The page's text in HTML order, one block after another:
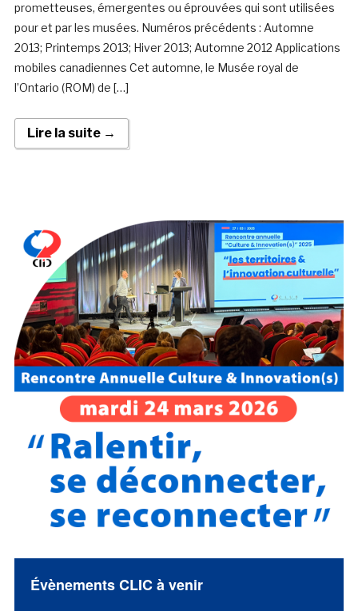
prometteuses, émergentes ou éprouvées qui sont utilisées
pour et par les musées. Numéros précédents : Automne
2013; Printemps 2013; Hiver 2013; Automne 2012 Applications
mobiles canadiennes Cet automne, le Musée royal de
l’Ontario (ROM) de […]
Lire la suite →
Évènements CLIC à venir